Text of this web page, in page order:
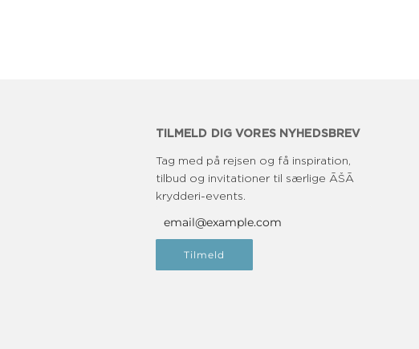
TILMELD DIG VORES NYHEDSBREV
Tag med på rejsen og få inspiration,
tilbud og invitationer til særlige ĀŠĀ
krydderi-events.
Tilmeld